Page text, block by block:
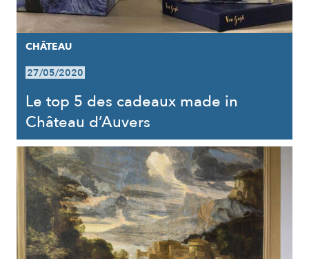
CHÂTEAU
27/05/2020
Le top 5 des cadeaux made in
Château d’Auvers